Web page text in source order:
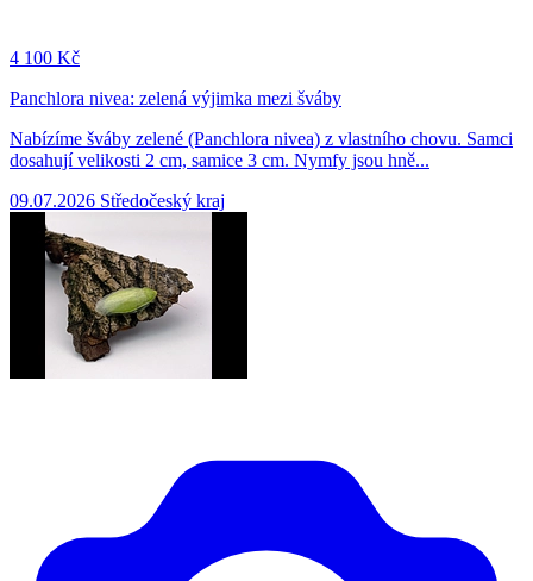
4 100 Kč
Panchlora nivea: zelená výjimka mezi šváby
Nabízíme šváby zelené (Panchlora nivea) z vlastního chovu. Samci
dosahují velikosti 2 cm, samice 3 cm. Nymfy jsou hně...
09.07.2026 Středočeský kraj